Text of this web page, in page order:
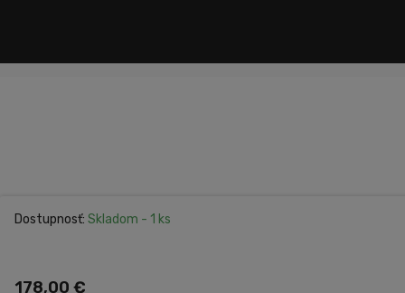
178,00 €
Dostupnosť: Skladom - 1 ks